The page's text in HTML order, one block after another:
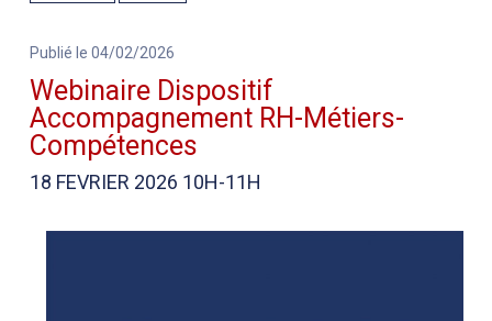
Publié le 04/02/2026
Webinaire Dispositif
Accompagnement RH-Métiers-
Compétences
18 FEVRIER 2026 10H-11H